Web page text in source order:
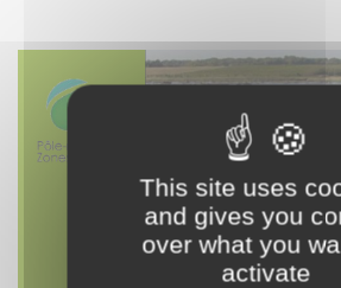
This site uses
and gives you
over what you
activate